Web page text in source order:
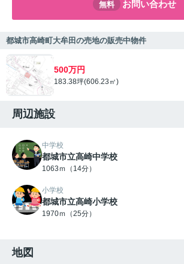
無料 お問い合わせ
都城市高崎町大牟田の売地の販売中物件
500万円
183.38坪(606.23㎡)
周辺施設
中学校
都城市立高崎中学校
1063ｍ（14分）
小学校
都城市立高崎小学校
1970ｍ（25分）
地図